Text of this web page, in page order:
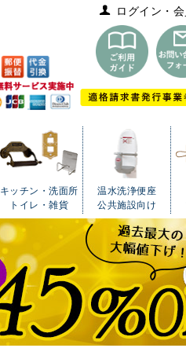
ログイン・
キッチン・洗面所
トイレ・雑貨
温水洗浄便座
公共施設向け